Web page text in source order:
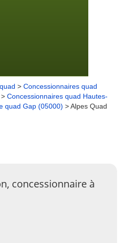
> Concessionnaires quad
> Concessionnaires quad Hautes-
quad Gap (05000) > Alpes Quad
concessionnaire à